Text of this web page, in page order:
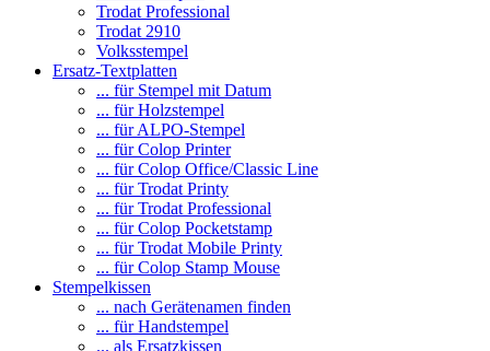
Trodat Professional
Trodat 2910
Volksstempel
Ersatz-Textplatten
... für Stempel mit Datum
... für Holzstempel
... für ALPO-Stempel
... für Colop Printer
... für Colop Office/Classic Line
... für Trodat Printy
... für Trodat Professional
... für Colop Pocketstamp
... für Trodat Mobile Printy
... für Colop Stamp Mouse
Stempelkissen
... nach Gerätenamen finden
... für Handstempel
... als Ersatzkissen